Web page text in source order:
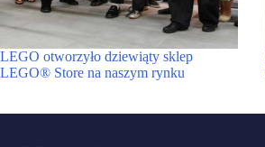
LEGO otworzyło dziewiąty sklep
LEGO® Store na naszym rynku